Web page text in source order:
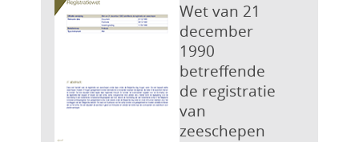
Wet van 21
december
1990
betreffende
de registratie
van
zeeschepen